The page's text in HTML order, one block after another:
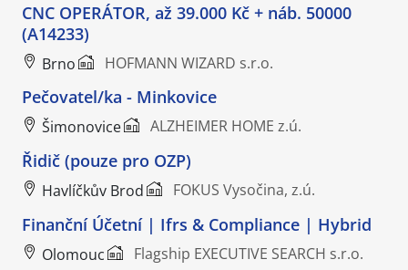
CNC OPERÁTOR, až 39.000 Kč + náb. 50000
(A14233)
Brno HOFMANN WIZARD s.r.o.
Pečovatel/ka - Minkovice
Šimonovice ALZHEIMER HOME z.ú.
Řidič (pouze pro OZP)
Havlíčkův Brod FOKUS Vysočina, z.ú.
Finanční Účetní | Ifrs & Compliance | Hybrid
Olomouc Flagship EXECUTIVE SEARCH s.r.o.